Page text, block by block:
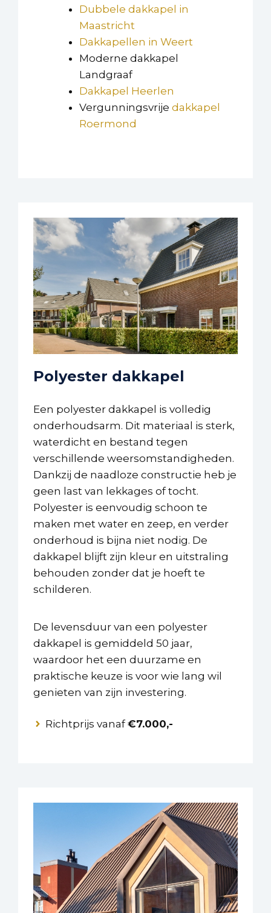
Dubbele dakkapel in
Maastricht
Dakkapellen in Weert
Moderne dakkapel
Landgraaf
Dakkapel Heerlen
Vergunningsvrije dakkapel
Roermond
Polyester dakkapel
Een polyester dakkapel is volledig
onderhoudsarm. Dit materiaal is sterk,
waterdicht en bestand tegen
verschillende weersomstandigheden.
Dankzij de naadloze constructie heb je
geen last van lekkages of tocht.
Polyester is eenvoudig schoon te
maken met water en zeep, en verder
onderhoud is bijna niet nodig. De
dakkapel blijft zijn kleur en uitstraling
behouden zonder dat je hoeft te
schilderen.
De levensduur van een polyester
dakkapel is gemiddeld 50 jaar,
waardoor het een duurzame en
praktische keuze is voor wie lang wil
genieten van zijn investering.
Richtprijs vanaf€7.000,-